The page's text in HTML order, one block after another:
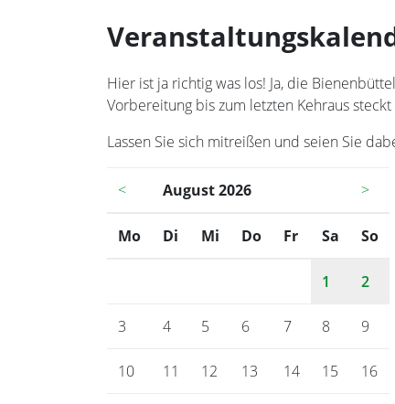
Hier ist ja richtig was los! Ja, die
Vorbereitung bis zum letzten Kehraus
Lassen Sie sich mitreißen und seien Sie
< August 2026 >
Mo ntag
Di enstag
Mi ttwoch
Do nnerstag
Fr eitag
Sa mstag
So
1 2
3 4 5 6 7 8 9
10 11 12 13 14 15 16